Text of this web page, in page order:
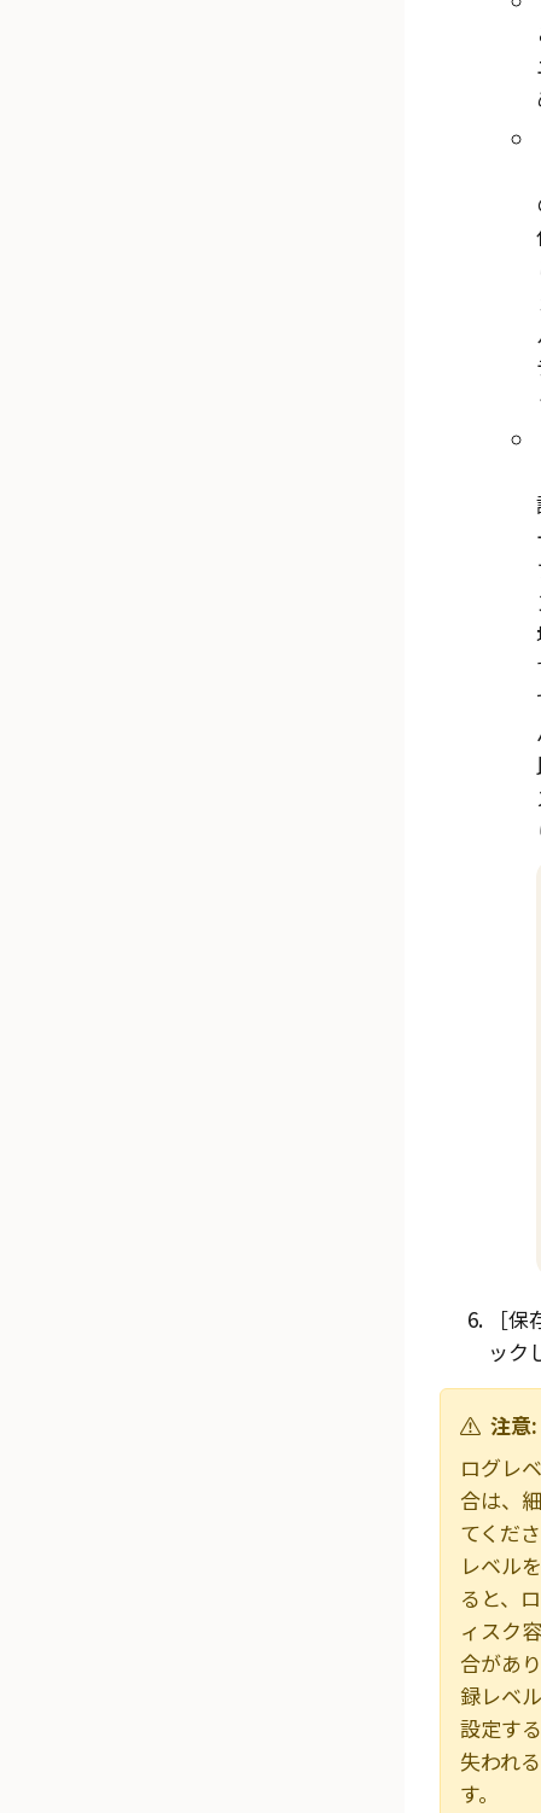
保
ック
注意:
ログレ
合は、
てくだ
レベル
ると、
ィスク
合があ
録レベ
設定す
失われ
す。